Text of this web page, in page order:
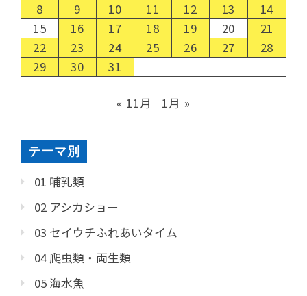
8
9 10 11 12 13
14
15
16 17 18 19 20
21
22
23 24 25 26 27
28
29
30 31
« 11月 1月 »
テーマ別
01 哺乳類
02 アシカショー
03 セイウチふれあいタイム
04 爬虫類・両生類
05 海水魚